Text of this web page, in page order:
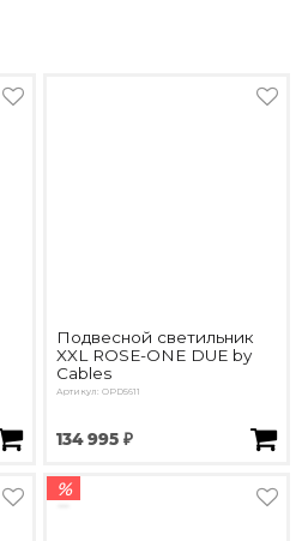
Подвесной светильник
XXL ROSE-ONE DUE by
Cables
Артикул: OPD5611
134 995 ₽
%